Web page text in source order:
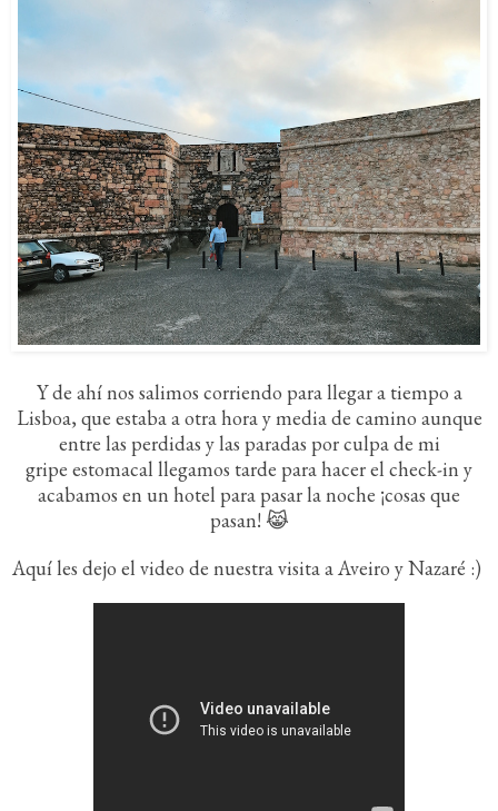
Y de ahí nos salimos corriendo para llegar a tiempo a
Lisboa, que estaba a otra hora y media de camino aunque
entre las perdidas y las paradas por culpa de mi
gripe estomacal llegamos tarde para hacer el check-in y
acabamos en un hotel para pasar la noche ¡cosas que
pasan! 😹
Aquí les dejo el video de nuestra visita a Aveiro y Nazaré :)